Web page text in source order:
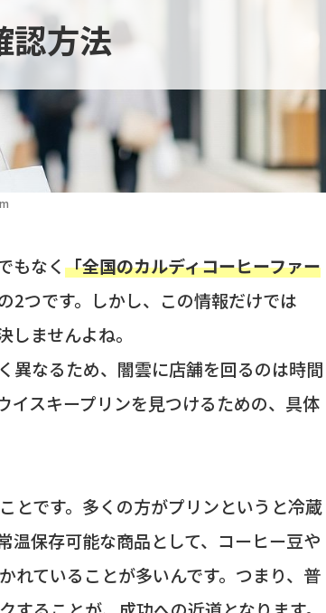
認方法
もなく「全国のカルディコーヒーファー
2つです。しかし、この情報だけでは
しませんよね。
異なるため、闇雲に店舗を回るのは時間
イスキープリンを見つけるための、具体
とです。多くの方がプリンというと冷蔵
温保存可能な商品として、コーヒー豆や
れていることが多いんです。つまり、普